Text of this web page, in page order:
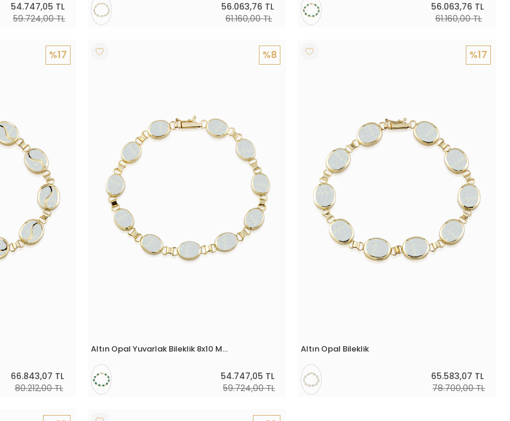
54.747,05 TL
59.724,00 TL
56.063,76 TL
61.160,00 TL
56.063,76 TL
61.160,00 TL
66.843,07 TL
80.212,00 TL
%17
Altın Opal Yuvarlak Bileklik 8x10 Mm
54.747,05 TL
59.724,00 TL
%8
Altın Opal Bileklik
65.583,07 TL
78.700,00 TL
%17